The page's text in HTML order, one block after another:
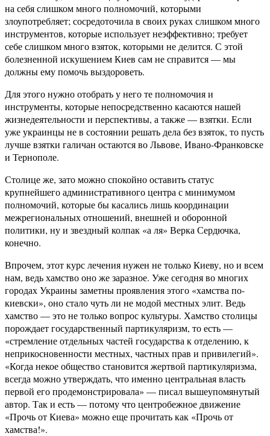
на себя слишком много полномочий, которыми
злоупотребляет; сосредоточила в своих руках слишком много
инструментов, которые использует неэффективно; требует
себе слишком много взяток, которыми не делится. С этой
болезненной искушением Киев сам не справится — мы
должны ему помочь выздороветь.
Для этого нужно отобрать у него те полномочия и
инструменты, которые непосредственно касаются нашей
жизнедеятельности и перспективы, а также — взятки. Если
уже украинцы не в состоянии решать дела без взяток, то пусть
лучше взятки галичан остаются во Львове, Ивано-Франковске
и Тернополе.
Столице же, зато можно спокойно оставить статус
крупнейшего административного центра с минимумом
полномочий, которые бы касались лишь координации
межрегиональных отношений, внешней и оборонной
политики, ну и звездный колпак «а ля» Верка Сердючка,
конечно.
Впрочем, этот курс лечения нужен не только Киеву, но и всем
нам, ведь хамство оно же заразное. Уже сегодня во многих
городах Украины заметны проявления этого «хамства по-
киевски», оно стало чуть ли не модой местных элит. Ведь
хамство — это не только вопрос культуры. Хамство столицы
порождает государственный партикуляризм, то есть —
«стремление отдельных частей государства к отделению, к
неприкосновенности местных, частных прав и привилегий».
«Когда некое общество становится жертвой партикуляризма,
всегда можно утверждать, что именно центральная власть
первой его продемонстрировала» — писал вышеупомянутый
автор. Так и есть — потому что центробежное движение
«Прочь от Киева» можно еще прочитать как «Прочь от
хамства!».